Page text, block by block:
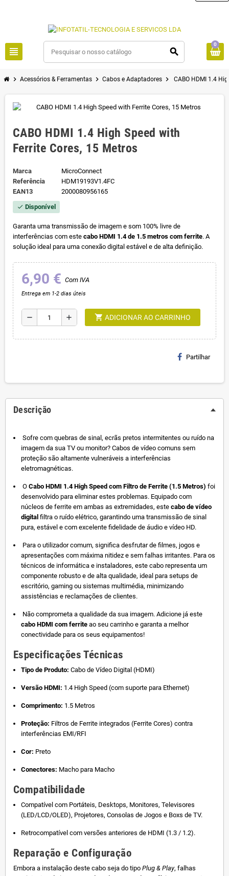
view_headline search
0
chevron_right Acessórios & Ferramentas chevron_right Cabos e Adaptadores chevron_right CABO HDMI 1.4
CABO HDMI 1.4 High Speed with
Ferrite Cores, 15 Metros
Marca
MicroConnect
Referência
HDM19193V1.4FC
EAN13
2000080956165
check Disponível
Garanta uma transmissão de imagem e som 100% livre de
interferências com este cabo HDMI 1.4 de 1.5 metros com ferrite. A
solução ideal para uma conexão digital estável e de alta definição.
6,90 € Com IVA
Entrega em 1-2 dias úteis
remove add shopping_cart ADICIONAR AO CARRINHO
Partilhar
Descrição
Sofre com quebras de sinal, ecrãs pretos intermitentes ou ruído na
imagem da sua TV ou monitor? Cabos de vídeo comuns sem
proteção são altamente vulneráveis a interferências
eletromagnéticas.
O Cabo HDMI 1.4 High Speed com Filtro de Ferrite (1.5 Metros) foi
desenvolvido para eliminar estes problemas. Equipado com
núcleos de ferrite em ambas as extremidades, este cabo de vídeo
digital filtra o ruído elétrico, garantindo uma transmissão de sinal
pura, estável e com excelente fidelidade de áudio e vídeo HD.
Para o utilizador comum, significa desfrutar de filmes, jogos e
apresentações com máxima nitidez e sem falhas irritantes. Para os
técnicos de informática e instaladores, este cabo representa um
componente robusto e de alta qualidade, ideal para setups de
escritório, gaming ou sistemas multimédia, minimizando
assistências e reclamações de clientes.
Não comprometa a qualidade da sua imagem. Adicione já este
cabo HDMI com ferrite ao seu carrinho e garanta a melhor
conectividade para os seus equipamentos!
Especificações Técnicas
Tipo de Produto: Cabo de Vídeo Digital (HDMI)
Versão HDMI: 1.4 High Speed (com suporte para Ethernet)
Comprimento: 1.5 Metros
Proteção: Filtros de Ferrite integrados (Ferrite Cores) contra
interferências EMI/RFI
Cor: Preto
Conectores: Macho para Macho
Compatibilidade
Compatível com Portáteis, Desktops, Monitores, Televisores
(LED/LCD/OLED), Projetores, Consolas de Jogos e Boxs de TV.
Retrocompatível com versões anteriores de HDMI (1.3 / 1.2).
Reparação e Configuração
Embora a instalação deste cabo seja do tipo Plug & Play, falhas